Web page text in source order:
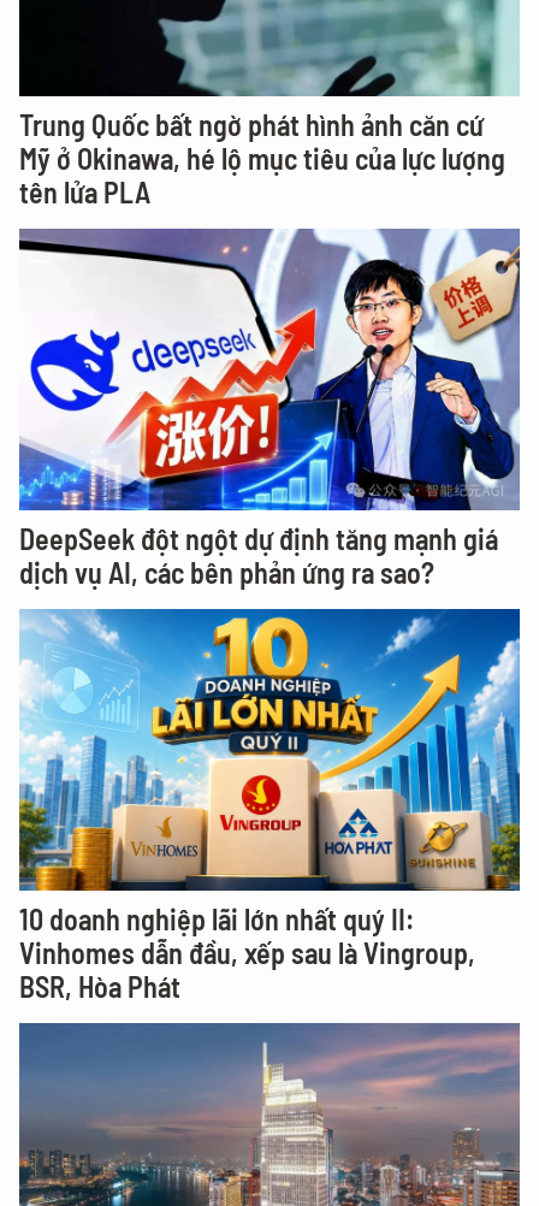
Trung Quốc bất ngờ phát hình ảnh căn cứ
Mỹ ở Okinawa, hé lộ mục tiêu của lực lượng
tên lửa PLA
DeepSeek đột ngột dự định tăng mạnh giá
dịch vụ AI, các bên phản ứng ra sao?
10 doanh nghiệp lãi lớn nhất quý II:
Vinhomes dẫn đầu, xếp sau là Vingroup,
BSR, Hòa Phát